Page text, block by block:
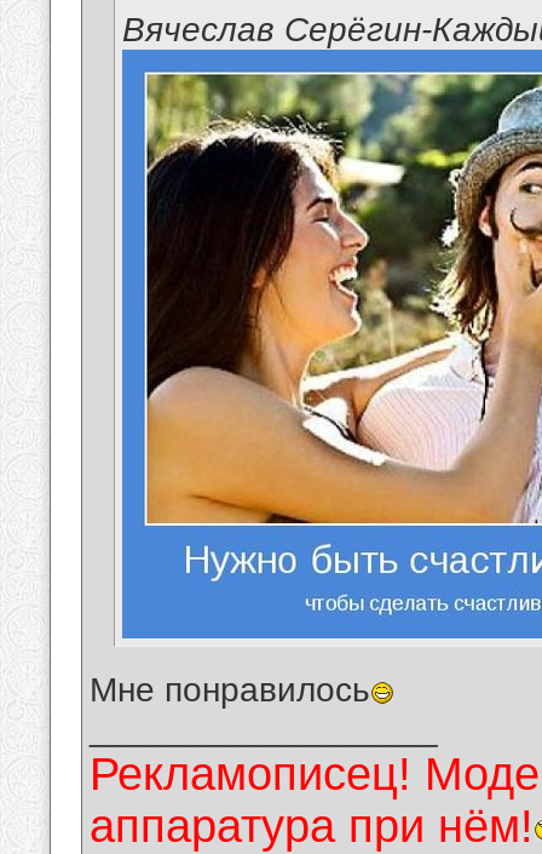
Вячеслав Серёгин-
Мне понравилось
Рекламописец!
аппаратура при нём!